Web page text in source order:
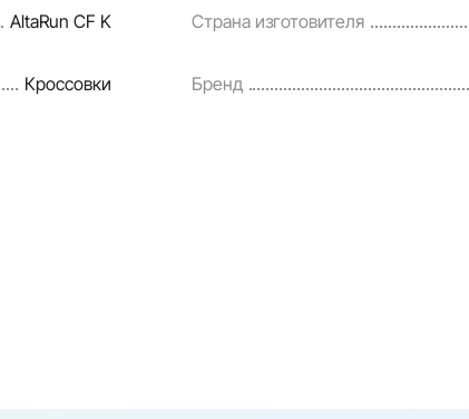
AltaRun CF K Страна изготовителя
Кроссовки Бренд